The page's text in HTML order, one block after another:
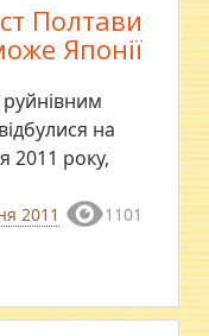
Полтави
Японії
на
2011 року,
2011 1101